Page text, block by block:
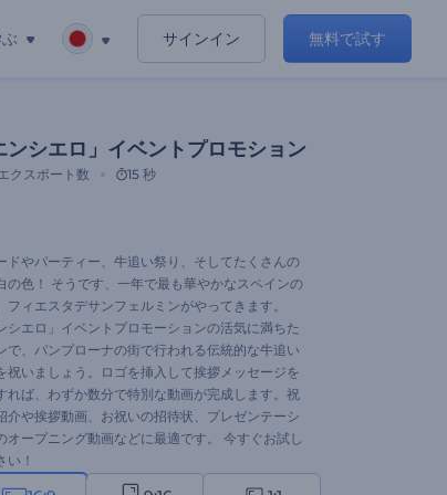
サインイン 無料で試す
ンシエロ」イベントプロモション
クスポート数 15 秒
ドやパーティー、牛追い祭り、そしてたくさんの
の色！ そうです、一年で最も華やかなスペインの
フィエスタデサンフェルミンがやってきます。
シエロ」イベントプロモーションの活気に満ちた
で、パンプローナの街で行われる伝統的な牛追い
祝いましょう。ロゴを挿入して挨拶メッセージを
れば、わずか数分で特別な動画が完成します。祝
介や挨拶動画、お祝いの招待状、プレゼンテーシ
オープニング動画などに最適です。 今すぐお試し
い！